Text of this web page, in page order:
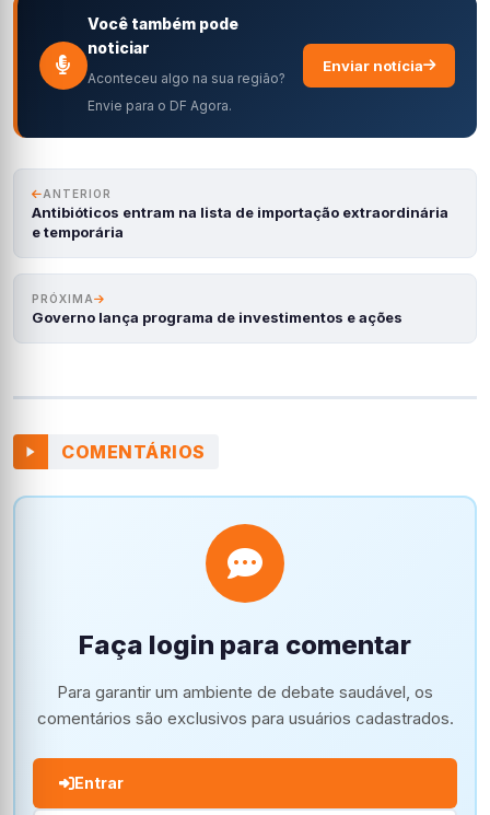
Você também pode
noticiar
Aconteceu algo na sua região?
Envie para o DF Agora.
Enviar notícia
ANTERIOR
Antibióticos entram na lista de importação extraordinária
e temporária
PRÓXIMA
Governo lança programa de investimentos e ações
COMENTÁRIOS
Faça login para comentar
Para garantir um ambiente de debate saudável, os
comentários são exclusivos para usuários cadastrados.
Entrar